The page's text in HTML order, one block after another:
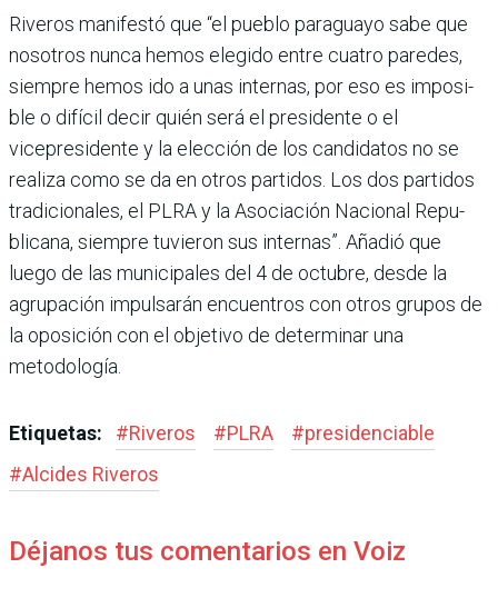
Riveros manifestó que “el pueblo paraguayo sabe que
nosotros nunca hemos ele­gido entre cuatro paredes,
siempre hemos ido a unas internas, por eso es imposi­
ble o difícil decir quién será el presidente o el
vicepresidente y la elección de los candidatos no se
realiza como se da en otros partidos. Los dos parti­dos
tradicionales, el PLRA y la Asociación Nacional Repu­
blicana, siempre tuvieron sus internas”. Añadió que
luego de las municipales del 4 de octubre, desde la
agrupación impulsarán encuentros con otros grupos de
la oposición con el objetivo de determinar una
metodología.
Etiquetas: #Riveros #PLRA #presidenciable
#Alcides Riveros
Déjanos tus comentarios en Voiz